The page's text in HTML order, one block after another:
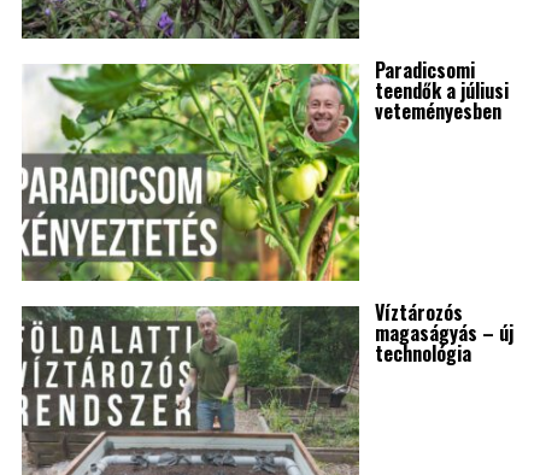
Paradicsomi
teendők a júliusi
veteményesben
Víztározós
magaságyás – új
technológia